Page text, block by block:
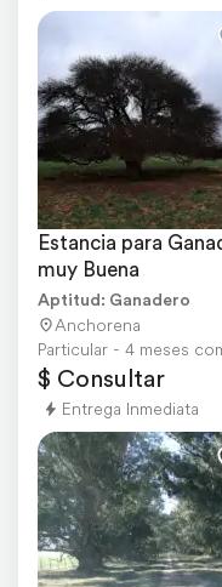
Estancia para
muy Buena
Aptitud: Ganadero
Anchorena
Particular - 4 meses
$ Consultar
Entrega Inmediata